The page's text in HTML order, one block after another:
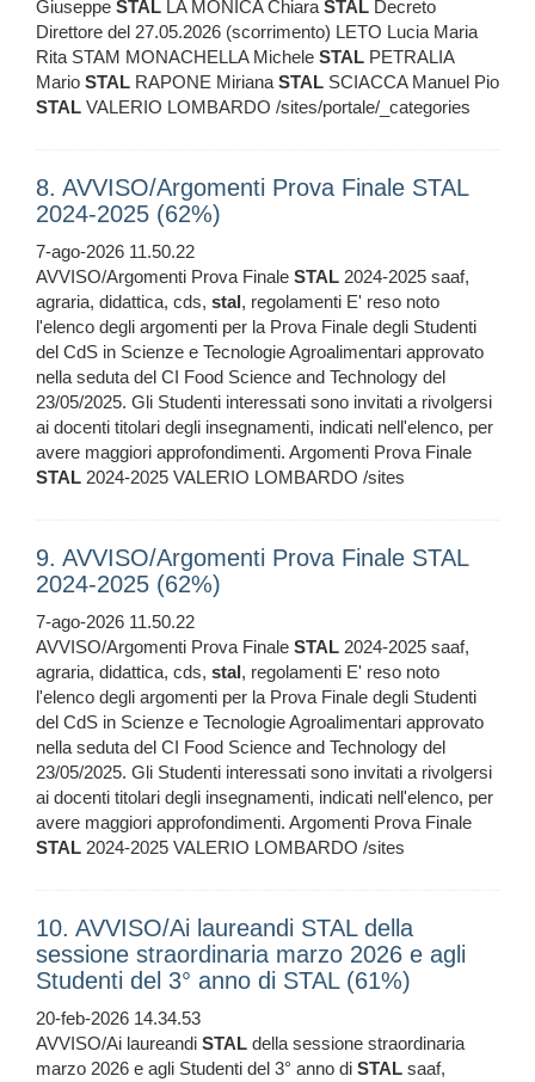
Giuseppe STAL LA MONICA ChiaraSTAL Decreto
Direttore del 27.05.2026 (scorrimento) LETO Lucia Maria
Rita STAM MONACHELLA Michele STAL PETRALIA
Mario STAL RAPONE MirianaSTAL SCIACCA Manuel Pio
STAL VALERIO LOMBARDO /sites/portale/_categories
8. AVVISO/Argomenti Prova Finale STAL
2024-2025 (62%)
7-ago-2026 11.50.22
AVVISO/Argomenti Prova Finale STAL 2024-2025 saaf,
agraria, didattica, cds, stal, regolamenti E' reso noto
l'elenco degli argomenti per la Prova Finale degli Studenti
del CdS in Scienze e Tecnologie Agroalimentari approvato
nella seduta del CI Food Science and Technology del
23/05/2025. Gli Studenti interessati sono invitati a rivolgersi
ai docenti titolari degli insegnamenti, indicati nell'elenco, per
avere maggiori approfondimenti. Argomenti Prova Finale
STAL 2024-2025 VALERIO LOMBARDO /sites
9. AVVISO/Argomenti Prova Finale STAL
2024-2025 (62%)
7-ago-2026 11.50.22
AVVISO/Argomenti Prova Finale STAL 2024-2025 saaf,
agraria, didattica, cds, stal, regolamenti E' reso noto
l'elenco degli argomenti per la Prova Finale degli Studenti
del CdS in Scienze e Tecnologie Agroalimentari approvato
nella seduta del CI Food Science and Technology del
23/05/2025. Gli Studenti interessati sono invitati a rivolgersi
ai docenti titolari degli insegnamenti, indicati nell'elenco, per
avere maggiori approfondimenti. Argomenti Prova Finale
STAL 2024-2025 VALERIO LOMBARDO /sites
10. AVVISO/Ai laureandi STAL della
sessione straordinaria marzo 2026 e agli
Studenti del 3° anno di STAL (61%)
20-feb-2026 14.34.53
AVVISO/Ai laureandi STAL della sessione straordinaria
marzo 2026 e agli Studenti del 3° anno di STAL saaf,